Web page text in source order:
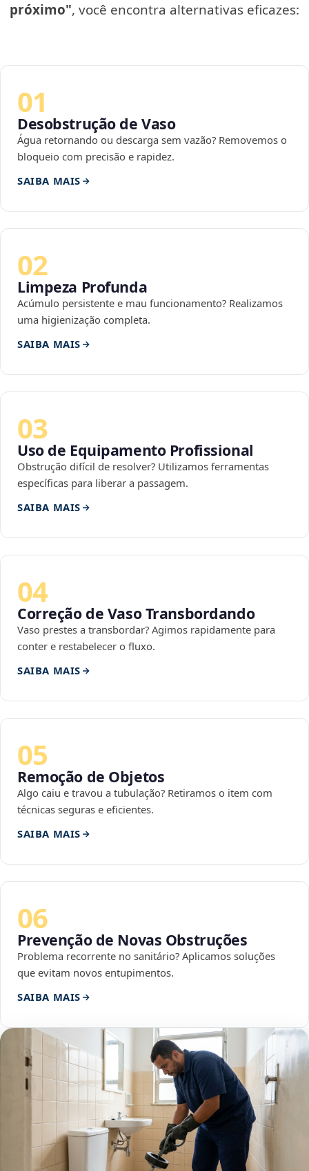
próximo", você encontra alternativas eficazes:
01
Desobstrução de Vaso
Água retornando ou descarga sem vazão? Removemos o
bloqueio com precisão e rapidez.
SAIBA MAIS
02
Limpeza Profunda
Acúmulo persistente e mau funcionamento? Realizamos
uma higienização completa.
SAIBA MAIS
03
Uso de Equipamento Profissional
Obstrução difícil de resolver? Utilizamos ferramentas
específicas para liberar a passagem.
SAIBA MAIS
04
Correção de Vaso Transbordando
Vaso prestes a transbordar? Agimos rapidamente para
conter e restabelecer o fluxo.
SAIBA MAIS
05
Remoção de Objetos
Algo caiu e travou a tubulação? Retiramos o item com
técnicas seguras e eficientes.
SAIBA MAIS
06
Prevenção de Novas Obstruções
Problema recorrente no sanitário? Aplicamos soluções
que evitam novos entupimentos.
SAIBA MAIS